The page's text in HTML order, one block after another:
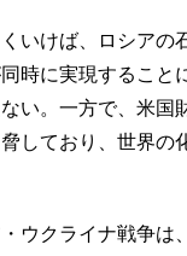
いけば、ロシアの
時に実現すること
い。一方で、米
しており、世界の
ウクライナ戦争は